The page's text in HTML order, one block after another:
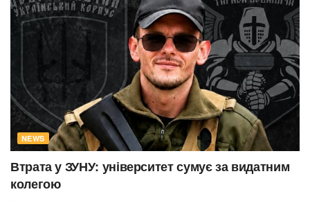
NEWS
Втрата у ЗУНУ: університет сумує за видатним
колегою